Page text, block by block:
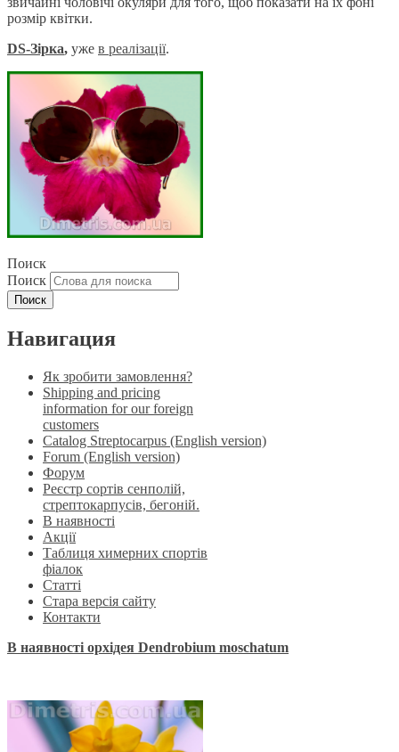
розмір квітки.
DS-Зірка, уже в реалізації.
Поиск
Поиск
Навигация
Як зробити замовлення?
Shipping and pricing
information for our foreign
customers
Catalog Streptocarpus (English version)
Forum (English version)
Форум
Реєстр сортів сенполій,
стрептокарпусів, бегоній.
В наявності
Акції
Таблиця химерних спортів
фіалок
Статті
Стара версія сайту
Контакти
В наявності орхідея Dendrobium moschatum